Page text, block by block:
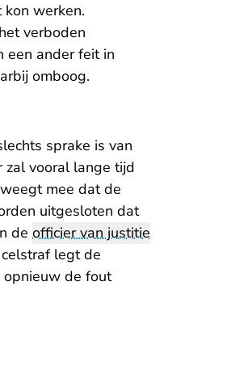
werken.
verboden
een ander feit in
omboog.
sprake is van
zal vooral lange tijd
mee dat de
uitgesloten dat
de officier van justitie
legt de
opnieuw de fout